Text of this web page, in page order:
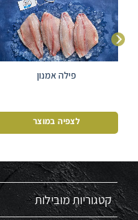
פילה אמנון
לצפיה במוצר
קטגוריות מובילות